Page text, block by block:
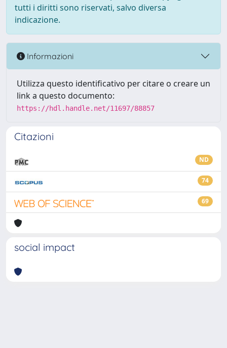
tutti i diritti sono riservati, salvo diversa
indicazione.
Informazioni
Utilizza questo identificativo per citare o creare un
link a questo documento:
https://hdl.handle.net/11697/88857
Citazioni
ND
74
69
social impact